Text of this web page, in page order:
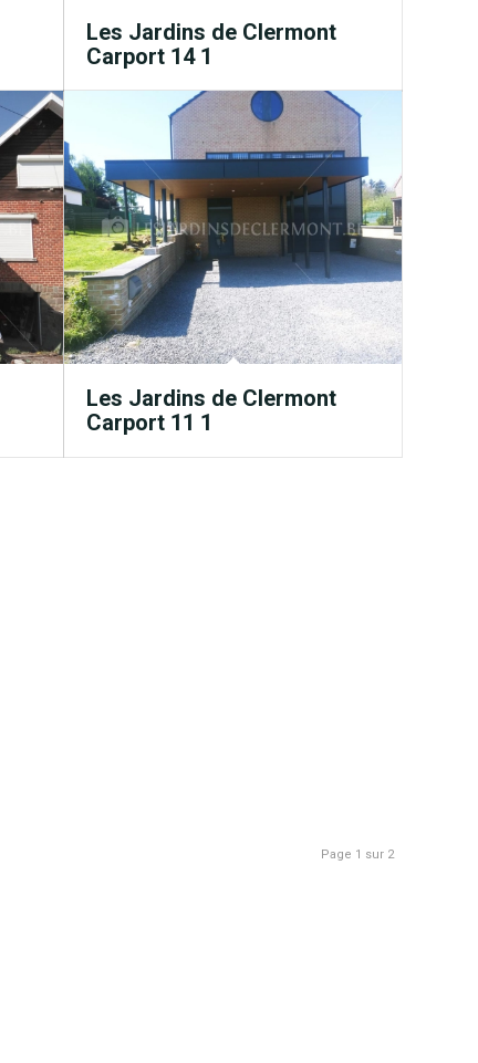
Les Jardins de Clermont
Carport 14 1
Les Jardins de Clermont
Carport 11 1
Page 1 sur 2